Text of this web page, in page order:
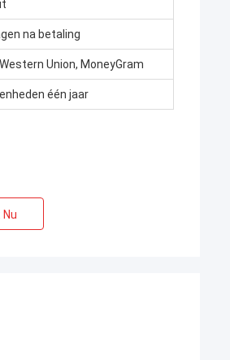
na betaling
Union, MoneyGram
één jaar